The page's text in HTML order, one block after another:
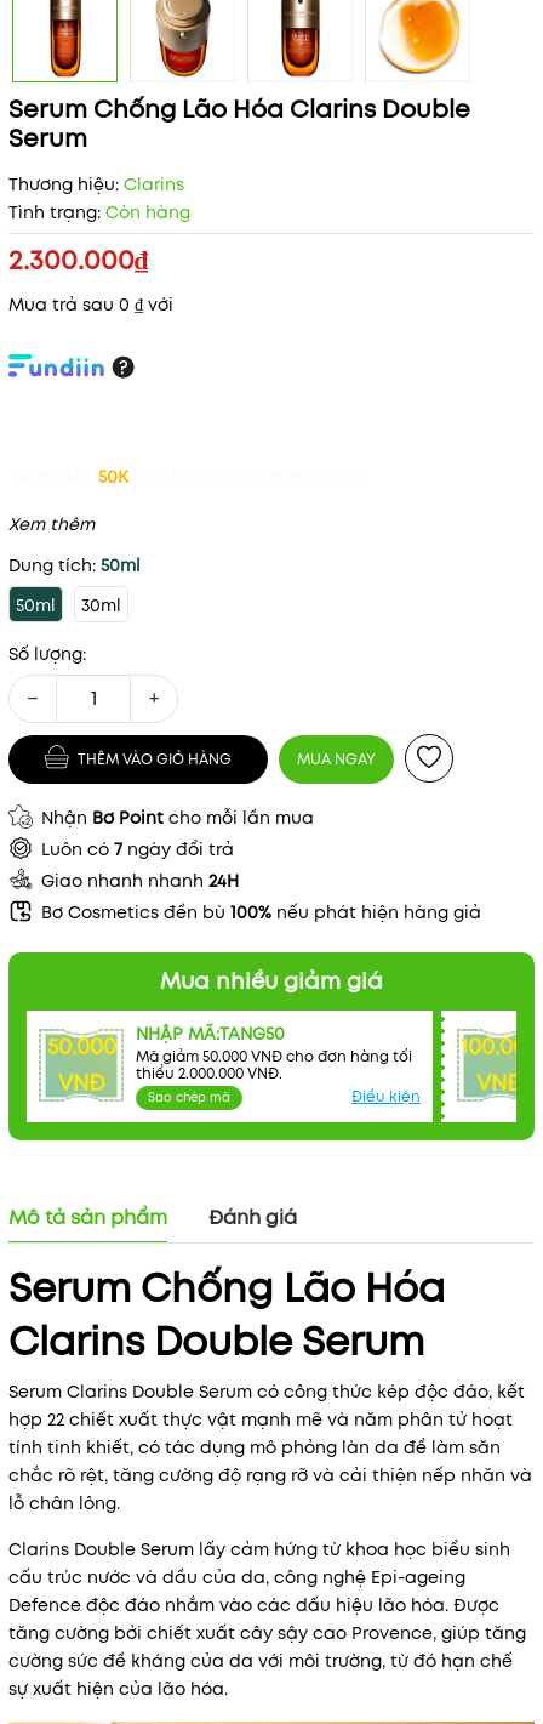
Serum Chống Lão Hóa Clarins Double
Serum
Thương hiệu: Clarins
Tình trạng: Còn hàng
2.300.000₫
Mua trả sau 0 ₫ với
50K
Xem thêm
Dung tích: 50ml
50ml
30ml
Số lượng:
− +
THÊM VÀO GIỎ HÀNG MUA NGAY
Nhận Bơ Point cho mỗi lần mua
Luôn có 7 ngày đổi trả
Giao nhanh nhanh 24H
Bơ Cosmetics đền bù 100% nếu phát hiện hàng giả
Mua nhiều giảm giá
50.000
VNĐ
NHẬP MÃ:TANG50
Mã giảm 50.000 VNĐ cho đơn hàng tối
thiểu 2.000.000 VNĐ.
Sao chép mã Điều kiện
100.000
VNĐ
Mô tả sản phẩm Đánh giá
Serum Chống Lão Hóa
Clarins Double Serum
Serum Clarins Double Serum có công thức kép độc đáo, kết
hợp 22 chiết xuất thực vật mạnh mẽ và năm phân tử hoạt
tính tinh khiết, có tác dụng mô phỏng làn da để làm săn
chắc rõ rệt, tăng cường độ rạng rỡ và cải thiện nếp nhăn và
lỗ chân lông.
Clarins Double Serum lấy cảm hứng từ khoa học biểu sinh
cấu trúc nước và dầu của da, công nghệ Epi-ageing
Defence độc ​​đáo nhắm vào các dấu hiệu lão hóa. Được
tăng cường bởi chiết xuất cây sậy cao Provence, giúp tăng
cường sức đề kháng của da với môi trường, từ đó hạn chế
sự xuất hiện của lão hóa.